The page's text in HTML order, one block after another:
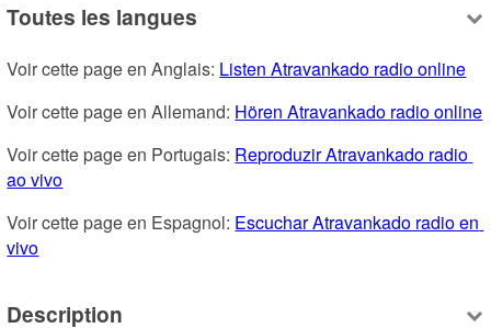
Toutes les langues
Voir cette page en Anglais: Listen Atravankado radio online
Voir cette page en Allemand: Hören Atravankado radio online
Voir cette page en Portugais: Reproduzir Atravankado radio
ao vivo
Voir cette page en Espagnol: Escuchar Atravankado radio en
vivo
Description